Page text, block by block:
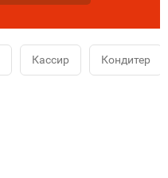
Кассир Кондитер